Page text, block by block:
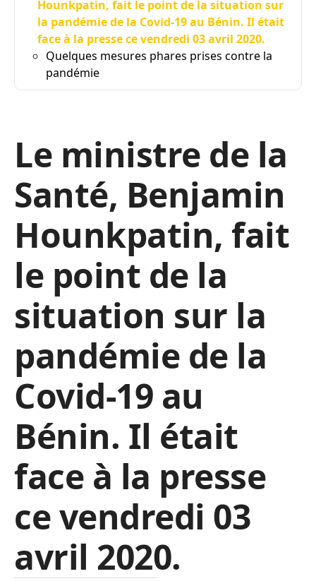
Hounkpatin, fait le point de la situation sur
la pandémie de la Covid-19 au Bénin. Il était
face à la presse ce vendredi 03 avril 2020.
Quelques mesures phares prises contre la
pandémie
Le ministre de la
Santé, Benjamin
Hounkpatin, fait
le point de la
situation sur la
pandémie de la
Covid-19 au
Bénin. Il était
face à la presse
ce vendredi 03
avril 2020.